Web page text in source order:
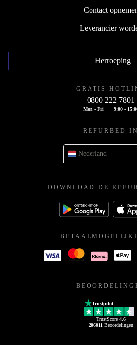
Contact
Leverancier
Herroeping
GRATIS
0800 222 7801
Mon - Fri 9:00 -
REFURBED IN
Nederland
DOWNLOAD DE
Trustpilot
TrustScore 4.6
206011 Beoordelingen